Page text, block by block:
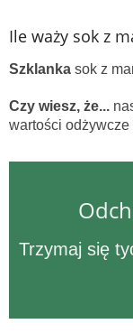
Ile waży sok z
Szklanka sok z
Czy wiesz, że...
wartości
Trzymaj się